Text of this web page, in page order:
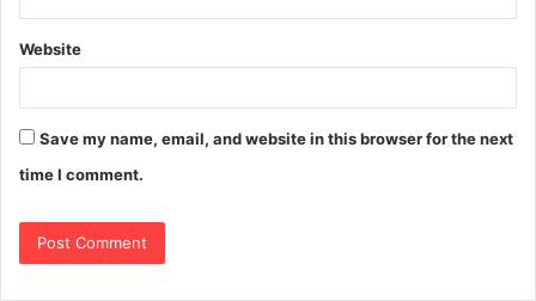
Website
Save my name, email, and website in this browser for the next
time I comment.